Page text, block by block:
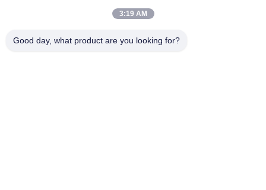
Avenida No.3939 euro-asiática., distrito ecológico de
3:19 AM
Good day, what product are you looking for?